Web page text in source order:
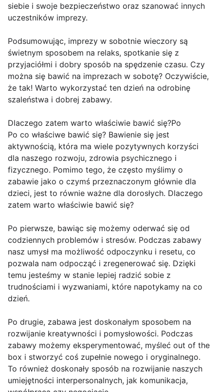
siebie i swoje bezpieczeństwo oraz szanować innych
uczestników imprezy.
Podsumowując, imprezy w sobotnie wieczory są
świetnym sposobem na relaks, spotkanie się z
przyjaciółmi i dobry sposób na spędzenie czasu. Czy
można się bawić na imprezach w sobotę? Oczywiście,
że tak! Warto wykorzystać ten dzień na odrobinę
szaleństwa i dobrej zabawy.
Dlaczego zatem warto właściwie bawić się?Po
Po co właściwe bawić się? Bawienie się jest
aktywnością, która ma wiele pozytywnych korzyści
dla naszego rozwoju, zdrowia psychicznego i
fizycznego. Pomimo tego, że często myślimy o
zabawie jako o czymś przeznaczonym głównie dla
dzieci, jest to równie ważne dla dorosłych. Dlaczego
zatem warto właściwie bawić się?
Po pierwsze, bawiąc się możemy oderwać się od
codziennych problemów i stresów. Podczas zabawy
nasz umysł ma możliwość odpoczynku i resetu, co
pozwala nam odpocząć i zregenerować się. Dzięki
temu jesteśmy w stanie lepiej radzić sobie z
trudnościami i wyzwaniami, które napotykamy na co
dzień.
Po drugie, zabawa jest doskonałym sposobem na
rozwijanie kreatywności i pomysłowości. Podczas
zabawy możemy eksperymentować, myśleć out of the
box i stworzyć coś zupełnie nowego i oryginalnego.
To również doskonały sposób na rozwijanie naszych
umiejętności interpersonalnych, jak komunikacja,